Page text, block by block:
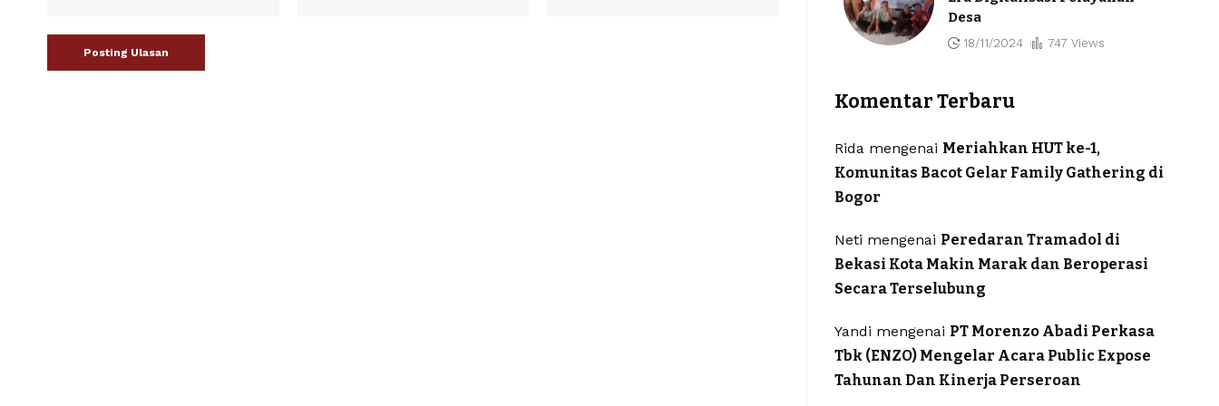
Desa
18/11/2024 747 Views
Komentar Terbaru
Ridamengenai Meriahkan HUT ke-1,
Komunitas Bacot Gelar Family Gathering di
Bogor
Neti mengenai Peredaran Tramadol di
Bekasi Kota Makin Marak dan Beroperasi
Secara Terselubung
Yandi mengenai PT Morenzo Abadi Perkasa
Tbk (ENZO) Mengelar Acara Public Expose
Tahunan Dan Kinerja Perseroan